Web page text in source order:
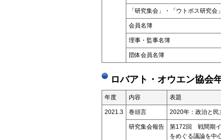
「研究集会」・「ウトポス研究
会員名簿
理事・監事名簿
団体会員名簿
ロバアト・オウエン協
年度 内容 表題
2021.3 巻頭言 2020年：政治と民
研究集会報告
第172回 戦間期イ
をめぐる議論を中